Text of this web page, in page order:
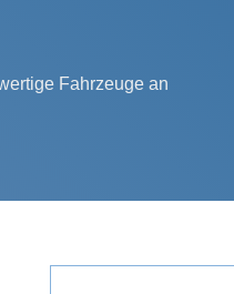
Fahrzeuge an